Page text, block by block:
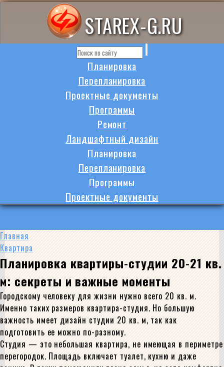
STAREX-G.RU
Планировка
Перепланировка
Проектные документы
Программы
Ремонт
Ландшафтный дизайн
Планировка
Перепланировка
Программы
Проектные документы
Главная
Квартира
Планировка квартиры-студии 20-21 кв.
м: секреты и важные моменты
Городскому человеку для жизни нужно всего 20 кв. м.
Именно таких размеров квартира-студия. Но большую
важность имеет дизайн студии 20 кв. м, так как
подготовить ее можно по-разному.
Студия — это небольшая квартира, не имеющая в периметре
перегородок. Площадь включает туалет, кухню и даже